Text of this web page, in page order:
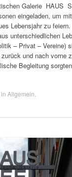
Galerie HAUS
eingeladen, um
Lebensjahr zu
unterschiedlichen
– Privat – Vereine)
und nach vorne
Begleitung
in Allgemein